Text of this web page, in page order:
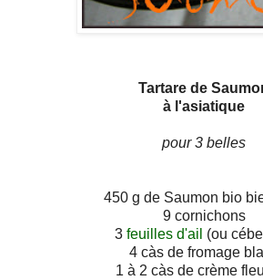
Tartare de
à l'asiatique
pour 3 belles
450 g de Saumon bio
9 cornichons
3 feuilles d'ail (ou
4 càs de fromage
1 à 2 càs de crème